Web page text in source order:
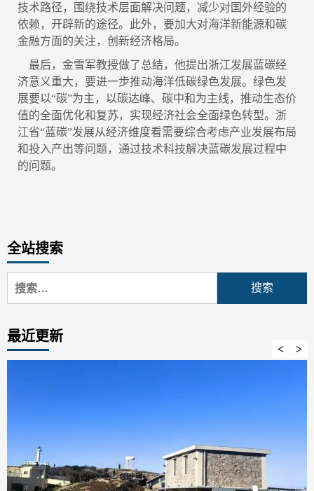
技术路径，围绕技术层面解决问题，减少对国外经验的
依赖，开辟新的途径。此外，要加大对海洋新能源和碳
金融方面的关注，创新经济格局。
最后，金雪军教授做了总结，他提出浙江发展蓝碳经
济意义重大，要进一步推动海洋低碳绿色发展。绿色发
展要以“碳”为主，以碳达峰、碳中和为主线，推动生态价
值的全面优化和复苏，实现经济社会全面绿色转型。浙
江省“蓝碳”发展从经济维度看需要综合考虑产业发展布局
和投入产出等问题，通过技术科技解决蓝碳发展过程中
的问题。
全站搜索
搜
索：
最近更新